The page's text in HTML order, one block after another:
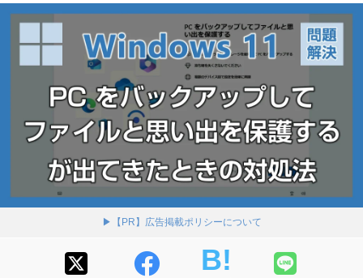
▶【PR】広告掲載ポリシーについて